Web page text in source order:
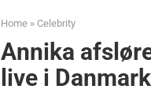
Home » Celebrity
Annika
live i